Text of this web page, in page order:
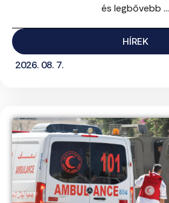
és legbővebb ...
HÍREK
2026. 08. 7.